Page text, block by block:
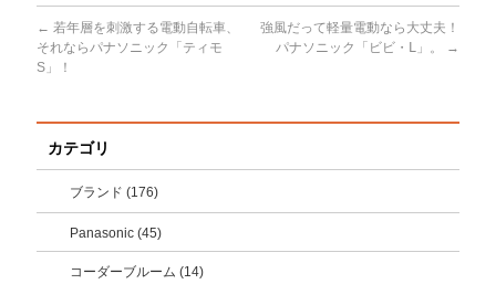
← 若年層を刺激する電動自転車、
それならパナソニック「ティモ
S」！
強風だって軽量電動なら大丈夫！
パナソニック「ビビ・Ⅼ」。
→
カテゴリ
ブランド (176)
Panasonic (45)
コーダーブルーム (14)